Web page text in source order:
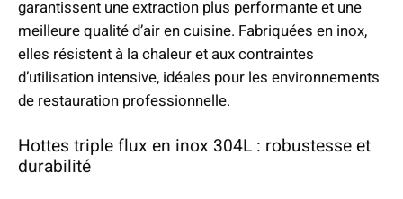
1
5
5
0
,
0
garantissent une extraction plus performante et une
meilleure qualité d’air en cuisine. Fabriquées en inox,
elles résistent à la chaleur et aux contraintes
d’utilisation intensive, idéales pour les environnements
de restauration professionnelle.
Hottes triple flux en inox 304L : robustesse et
durabilité